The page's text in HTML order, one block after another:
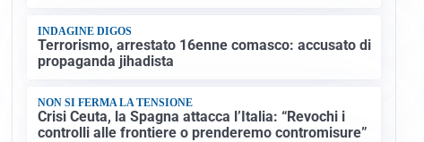
INDAGINE DIGOS
Terrorismo, arrestato 16enne comasco: accusato di
propaganda jihadista
NON SI FERMA LA TENSIONE
Crisi Ceuta, la Spagna attacca l’Italia: “Revochi i
controlli alle frontiere o prenderemo contromisure”